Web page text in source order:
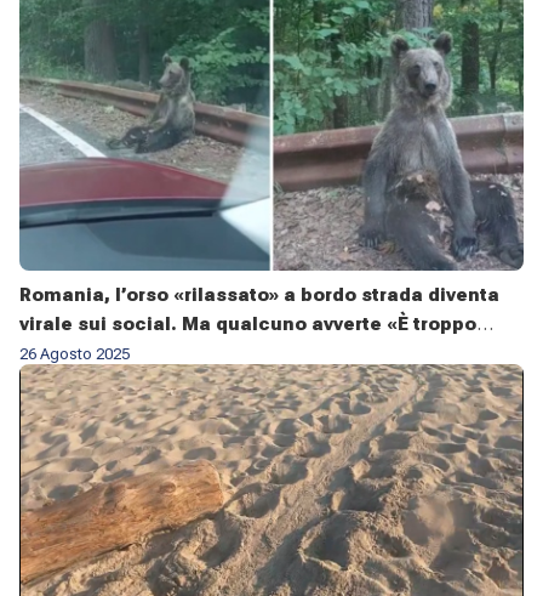
Romania, l’orso «rilassato» a bordo strada diventa
virale sui social. Ma qualcuno avverte «È troppo
magro»
26 Agosto 2025